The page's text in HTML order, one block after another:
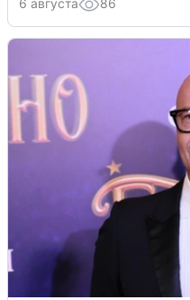
6 августа 86